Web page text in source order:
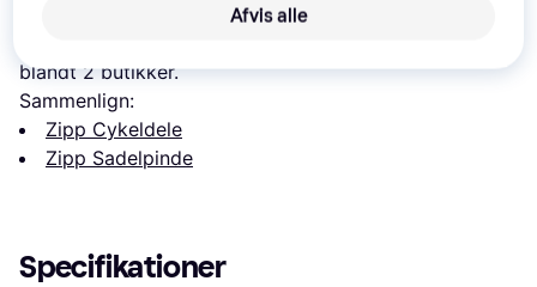
Zipp Service Course SL Seatpost
blandt 2 butikker.
Sammenlign:
Zipp Cykeldele
Zipp Sadelpinde
Specifikationer
Afvis alle